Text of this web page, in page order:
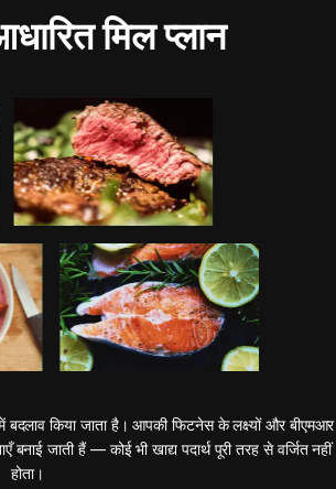
मिल प्लान
किया जाता है। आपकी फिटनेस के लक्ष्यों और बीएमआर
जाती हैं — कोई भी खाद्य पदार्थ पूरी तरह से वर्जित नहीं
होता।